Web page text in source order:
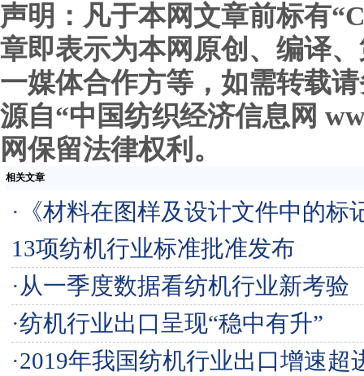
声明：凡于本网文章前标有
章即表示为本网原创、编译
一媒体合作方等，如需转载
源自“中国纺织经济信息网
网保留法律权利。
相关文章
· 《材料在图样及设计文件中的标
13项纺机行业标准批准发布
·从一季度数据看纺机行业新考验
·纺机行业出口呈现“稳中有升”
·2019年我国纺机行业出口增速超